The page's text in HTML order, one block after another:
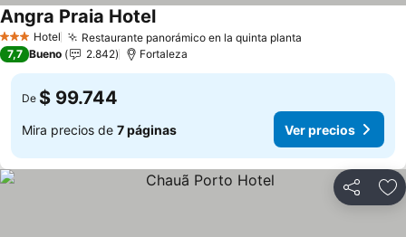
3 Estrellas
Hotel Restaurante panorámico en la quinta planta
Angra Praia Hotel
7,7 Bueno 2.842 Fortaleza
De $ 99.744
Mira precios de 7 páginas Ver precios
Compartir